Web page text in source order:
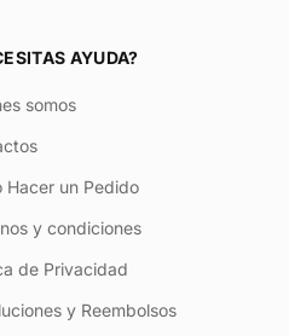
AYUDA?
somos
Hacer un Pedido
y condiciones
de Privacidad
y Reembolsos